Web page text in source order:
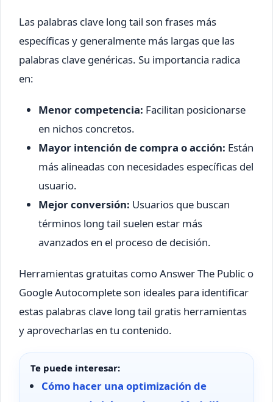
Las palabras clave long tail son frases más
específicas y generalmente más largas que las
palabras clave genéricas. Su importancia radica
en:
Menor competencia: Facilitan posicionarse
en nichos concretos.
Mayor intención de compra o acción: Están
más alineadas con necesidades específicas del
usuario.
Mejor conversión: Usuarios que buscan
términos long tail suelen estar más
avanzados en el proceso de decisión.
Herramientas gratuitas como Answer The Public o
Google Autocomplete son ideales para identificar
estas palabras clave long tail gratis herramientas
y aprovecharlas en tu contenido.
Te puede interesar:
Cómo hacer una optimización de